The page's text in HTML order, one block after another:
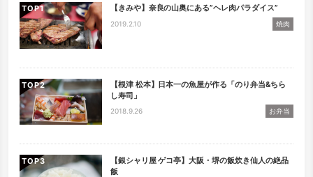
TOP 【きみや】奈良の山奥にある”ヘレ肉パラダイス”
2019.2.10 焼肉
TOP
【根津 松本】日本一の魚屋が作る「のり弁当&ちら
し寿司」
2018.9.26 お弁当
TOP
【銀シャリ屋 ゲコ亭】大阪・堺の飯炊き仙人の絶品
飯